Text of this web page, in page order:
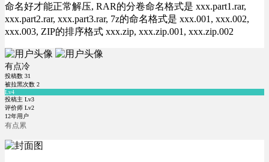
命名好才能正常解压, RAR的分卷命名格式是 xxx.part1.rar,
xxx.part2.rar, xxx.part3.rar, 7z的命名格式是 xxx.001, xxx.002,
xxx.003, ZIP的排序格式 xxx.zip, xxx.zip.001, xxx.zip.002
有点冷
投稿数 31
被拉黑次数 2
Lv4
投稿主 Lv3
评价师 Lv2
12年用户
有点累